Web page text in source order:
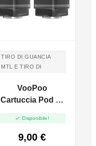
TIRO DI GUANCIA
MTL E TIRO DI
TIRO IN GUANCIA
MTL E TIRO DI
VooPoo
Cartuccia Pod Di
Vinci 2 / Vinci X 2
- 2pz
 Disponibile!
9,00 €